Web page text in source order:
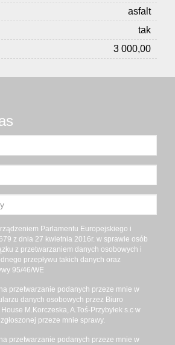
asfalt
tak
3 000,00
Parlamentu Europejskiego i
z dnia 27 kwietnia 2016r. w sprawie osób
z przetwarzaniem danych osobowych i
przepływu takich danych oraz
95/46/WE
przetwarzanie podanych przeze mnie w
danych osobowych przez Biuro
M.Korczeska, A.Toś-Przybyłek s.c w
przeze mnie sprawy.
przetwarzanie podanych przeze mnie w